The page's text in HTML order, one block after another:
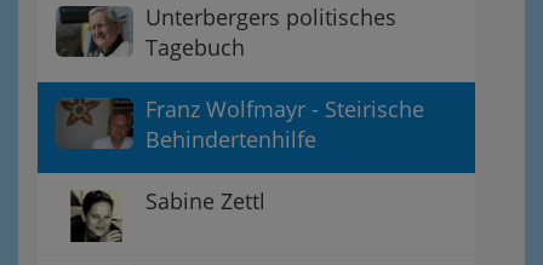
Unterbergers politisches
Tagebuch
Franz Wolfmayr - Steirische
Behindertenhilfe
Sabine Zettl